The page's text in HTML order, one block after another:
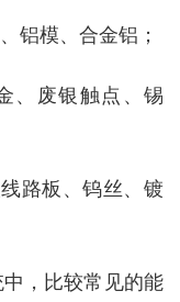
铝模、合金铝；
、废银触点、锡
路板、钨丝、镀
，比较常见的能